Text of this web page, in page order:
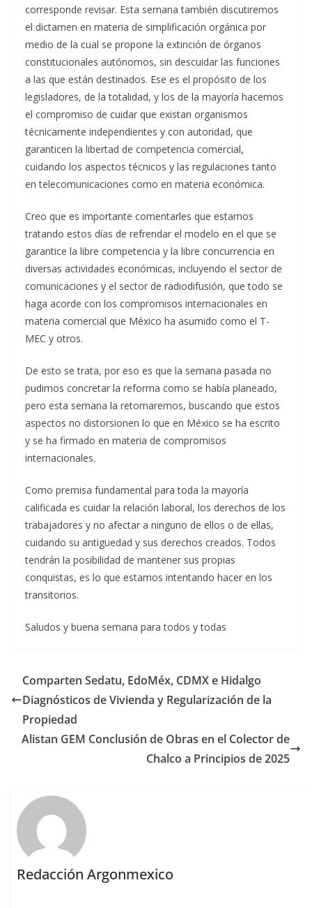
corresponde revisar. Esta semana también discutiremos
el dictamen en materia de simplificación orgánica por
medio de la cual se propone la extinción de órganos
constitucionales autónomos, sin descuidar las funciones
a las que están destinados. Ese es el propósito de los
legisladores, de la totalidad, y los de la mayoría hacemos
el compromiso de cuidar que existan organismos
técnicamente independientes y con autoridad, que
garanticen la libertad de competencia comercial,
cuidando los aspectos técnicos y las regulaciones tanto
en telecomunicaciones como en materia económica.
Creo que es importante comentarles que estamos
tratando estos días de refrendar el modelo en el que se
garantice la libre competencia y la libre concurrencia en
diversas actividades económicas, incluyendo el sector de
comunicaciones y el sector de radiodifusión, que todo se
haga acorde con los compromisos internacionales en
materia comercial que México ha asumido como el T-
MEC y otros.
De esto se trata, por eso es que la semana pasada no
pudimos concretar la reforma como se había planeado,
pero esta semana la retomaremos, buscando que estos
aspectos no distorsionen lo que en México se ha escrito
y se ha firmado en materia de compromisos
internacionales.
Como premisa fundamental para toda la mayoría
calificada es cuidar la relación laboral, los derechos de los
trabajadores y no afectar a ninguno de ellos o de ellas,
cuidando su antigüedad y sus derechos creados. Todos
tendrán la posibilidad de mantener sus propias
conquistas, es lo que estamos intentando hacer en los
transitorios.
Saludos y buena semana para todos y todas
Comparten Sedatu, EdoMéx, CDMX e Hidalgo
Diagnósticos de Vivienda y Regularización de la
Propiedad
Alistan GEM Conclusión de Obras en el Colector de
Chalco a Principios de 2025
Redacción Argonmexico